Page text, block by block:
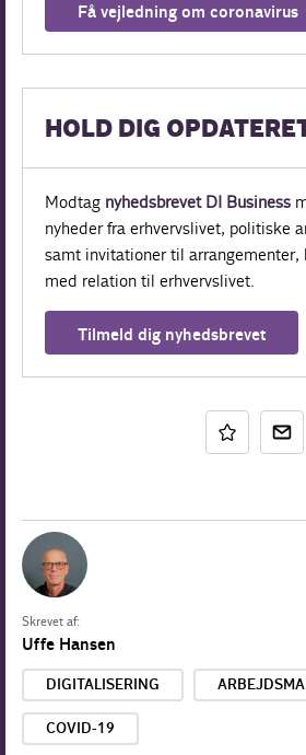
Få vejledning om coronavirus
HOLD DIG
Modtag nyhedsbrevet DI Business
nyheder fra erhvervslivet, politiske
samt invitationer til arrangementer,
med relation til erhvervslivet.
Tilmeld dig nyhedsbrevet
Skrevet af:
Uffe Hansen
DIGITALISERING
COVID-19